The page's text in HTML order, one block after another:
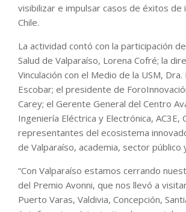
visibilizar e impulsar casos de éxitos de
Chile.
La actividad contó con la participación
Salud de Valparaíso, Lorena Cofré; la
Vinculación con el Medio de la USM, Dra.
Escobar; el presidente de
Carey; el Gerente General del Centro
Ingeniería Eléctrica y Electrónica, AC3E,
representantes del ecosistema
de Valparaíso, academia, sector público
“Con Valparaíso estamos cerrando
del Premio Avonni, que nos llevó a
Puerto Varas, Valdivia, Concepción,